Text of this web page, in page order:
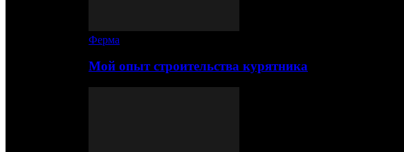
Ферма
Мой опыт строительства курятника